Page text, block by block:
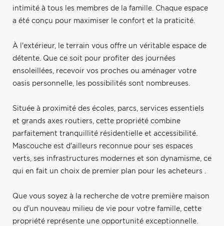
intimité à tous les membres de la famille. Chaque espace
a été conçu pour maximiser le confort et la praticité.
À l'extérieur, le terrain vous offre un véritable espace de
détente. Que ce soit pour profiter des journées
ensoleillées, recevoir vos proches ou aménager votre
oasis personnelle, les possibilités sont nombreuses.
Située à proximité des écoles, parcs, services essentiels
et grands axes routiers, cette propriété combine
parfaitement tranquillité résidentielle et accessibilité.
Mascouche est d'ailleurs reconnue pour ses espaces
verts, ses infrastructures modernes et son dynamisme, ce
qui en fait un choix de premier plan pour les acheteurs .
Que vous soyez à la recherche de votre première maison
ou d'un nouveau milieu de vie pour votre famille, cette
propriété représente une opportunité exceptionnelle.